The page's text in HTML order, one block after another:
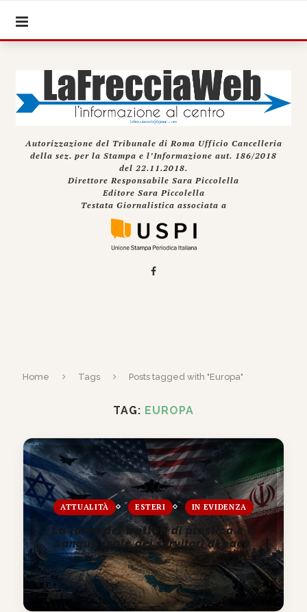
Autorizzazione del Tribunale di Roma Ufficio Cancelleria
della sez. per la Stampa e l’Informazione aut. 186/2018
del 22.11.2018.
Direttore Responsabile Sara Piccolella
Editore Sara Piccolella
Testata Giornalistica associata a
Home Tags Posts tagged with "Europa"
TAG: EUROPA
ATTUALITÀ ESTERI IN EVIDENZA
La farsa dei trattati di plastica e il
sangue reale dei servitori di pace